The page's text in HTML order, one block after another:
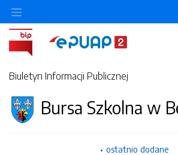
Biuletyn Informacji Publicznej
Bursa Szkolna w
ostatnio dodane